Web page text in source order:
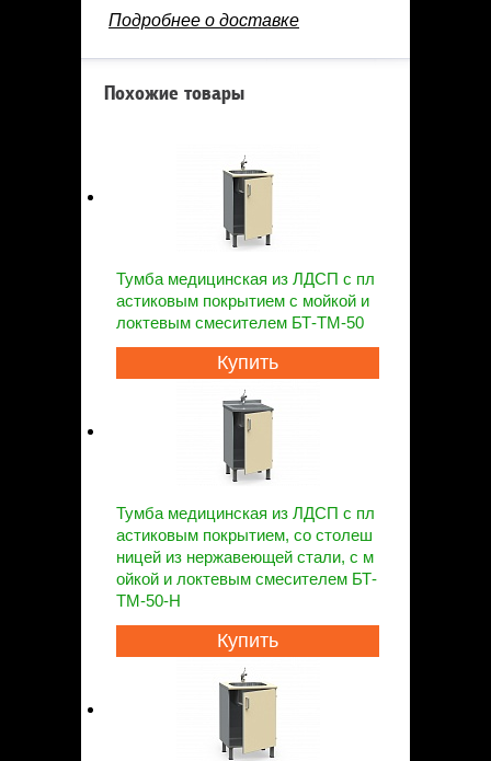
Подробнее о доставке
Похожие товары
Тумба медицинская из ЛДСП с пл
астиковым покрытием с мойкой и
локтевым смесителем БТ-ТМ-50
Купить
Тумба медицинская из ЛДСП с пл
астиковым покрытием, со столеш
ницей из нержавеющей стали, с м
ойкой и локтевым смесителем БТ-
ТМ-50-Н
Купить